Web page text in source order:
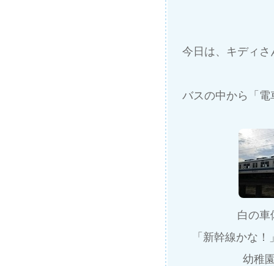
今日は、キディ
バスの中から「
白の車
「新幹線かな
幼稚